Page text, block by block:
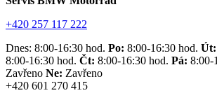
+420 257 117 222
Dnes: 8:00-16:30 hod. Po: 8:00-16:30 hod. Út:
8:00-16:30 hod. Čt: 8:00-16:30 hod. Pá: 8:00-
Zavřeno Ne: Zavřeno
+420 601 270 415